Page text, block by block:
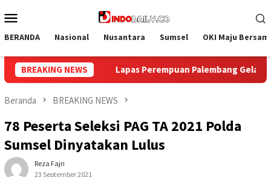
ke
Mobile
BERANDA Nasional Nusantara Sumsel OKI Maju
BREAKING NEWS
Palembang Gelar Aksi Bersih Kemerdekaan, Kobarkan
Beranda BREAKING NEWS
78 Peserta Seleksi PAG TA 2021 Polda
Sumsel Dinyatakan Lulus
Reza Fajri
23 September 2021